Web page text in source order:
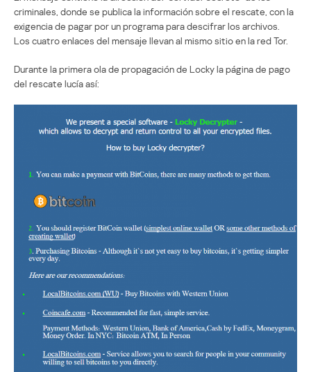
criminales, donde se publica la información sobre el rescate, con la
exigencia de pagar por un programa para descifrar los archivos.
Los cuatro enlaces del mensaje llevan al mismo sitio en la red Tor.
Durante la primera ola de propagación de Locky la página de pago
del rescate lucía así: